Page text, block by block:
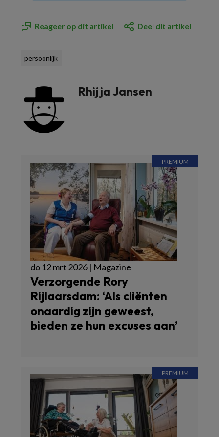
Reageer op dit artikel Deel dit artikel
persoonlijk
Rhijja Jansen
do 12 mrt 2026 | Magazine
Verzorgende Rory
Rijlaarsdam: ‘Als cliënten
onaardig zijn geweest,
bieden ze hun excuses aan’